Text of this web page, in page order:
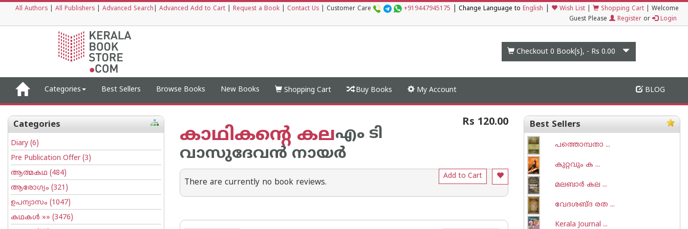
All Authors All Publishers Advanced Search Advanced Add to Cart Request a Book Contact Us Customer Care +919447945175 Change Language to English Wish List Shopping Cart
Welcome
Guest Please
Register or Login
Checkout 0 Book(s), - Rs 0.00
Categories Best Sellers Browse Books New Books Shopping Cart Buy Books My Account BLOG
Categories
Diary (6)
Pre Publication Offer(3)
ആത്മകഥ (484)
ആരോഗ്യം (321)
ഉപന്യാസം (1047)
കഥകള്‍ »» (3476)
കാഥികന്റെ കലഎം ടി
വാസുദേവന്‍ നായര്‍
Rs 120.00
Add to Cart
There are currently no book reviews.
Best Sellers
പത്തൊമ്പതാ ...
കുറ്റവും ക ...
മലബാര്‍ കല ...
വേദശബ്ദ രത ...
Kerala Journal ...